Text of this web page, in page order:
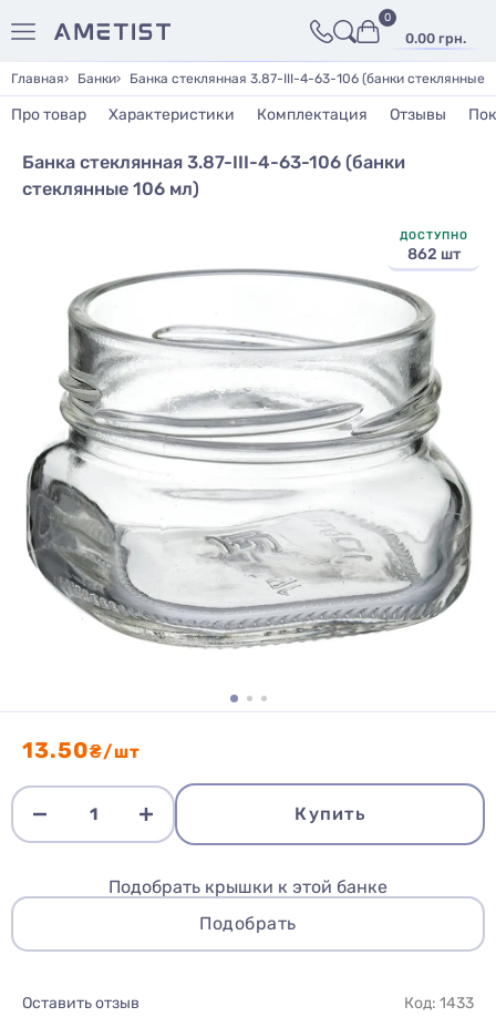
0.00 грн.
0
Главная Банки Банка стеклянная 3.87-III-4-63-106 (банки стеклянные
Про товар Характеристики Комплектация Отзывы
Банка стеклянная 3.87-III-4-63-106 (банки
стеклянные 106 мл)
ДОСТУПНО
862 шт
13.50₴/шт
Купить
Подобрать крышки к этой банке
Подобрать
Оставить отзыв
Код: 1433